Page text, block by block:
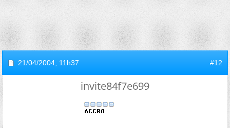
21/04/2004, 11h37 #12
invite84f7e699